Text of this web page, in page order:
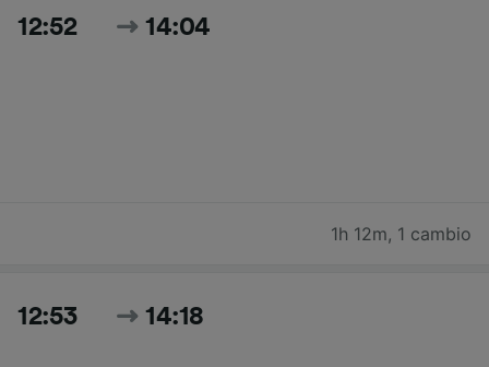
12:52 14:04
1h 12m, 1 cambio
12:53 14:18